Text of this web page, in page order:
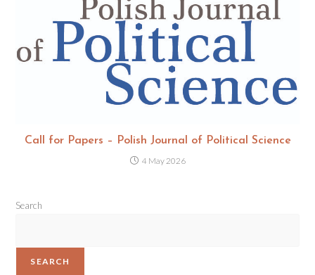
Call for Papers – Polish Journal of Political Science
4 May 2026
Search
SEARCH